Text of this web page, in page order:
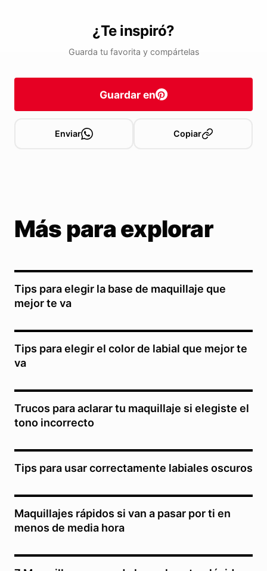
¿Te inspiró?
Guarda tu favorita y compártelas
Guardar en
Enviar Copiar
Más para explorar
Tips para elegir la base de maquillaje que
mejor te va
Tips para elegir el color de labial que mejor te
va
Trucos para aclarar tu maquillaje si elegiste el
tono incorrecto
Tips para usar correctamente labiales oscuros
Maquillajes rápidos si van a pasar por ti en
menos de media hora